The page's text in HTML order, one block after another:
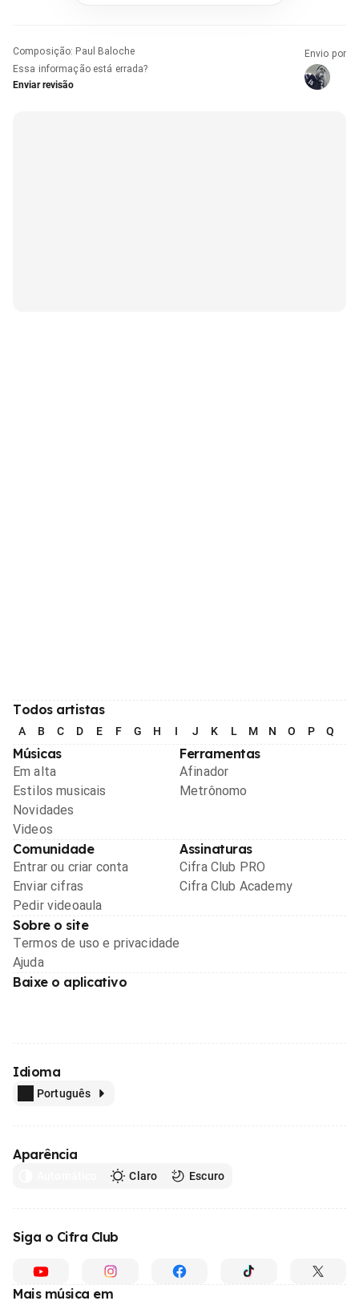
Composição: Paul Baloche
Essa informação está errada?
Enviar revisão
Envio por
Todos artistas
A B C D E F G H I J K L M N O P Q
Músicas
Em alta
Estilos musicais
Novidades
Videos
Ferramentas
Afinador
Metrônomo
Comunidade
Entrar ou criar conta
Enviar cifras
Pedir videoaula
Assinaturas
Cifra Club PRO
Cifra Club Academy
Sobre o site
Termos de uso e privacidade
Ajuda
Baixe o aplicativo
Idioma
Português
Aparência
Claro Escuro
Siga o Cifra Club
Mais música em